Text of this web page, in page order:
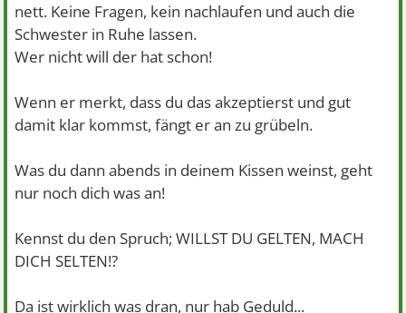
nett. Keine Fragen, kein nachlaufen und auch die
Schwester in Ruhe lassen.
Wer nicht will der hat schon!
Wenn er merkt, dass du das akzeptierst und gut
damit klar kommst, fängt er an zu grübeln.
Was du dann abends in deinem Kissen weinst, geht
nur noch dich was an!
Kennst du den Spruch; WILLST DU GELTEN, MACH
DICH SELTEN!?
Da ist wirklich was dran, nur hab Geduld...